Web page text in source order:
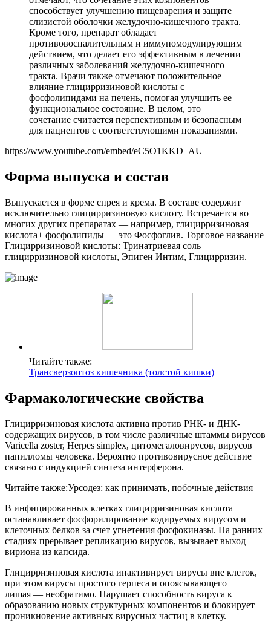
способствует улучшению пищеварения и защите
слизистой оболочки желудочно-кишечного тракта.
Кроме того, препарат обладает
противовоспалительным и иммуномодулирующим
действием, что делает его эффективным в лечении
различных заболеваний желудочно-кишечного
тракта. Врачи также отмечают положительное
влияние глицирризиновой кислоты с
фосфолипидами на печень, помогая улучшить ее
функциональное состояние. В целом, это
сочетание считается перспективным и безопасным
для пациентов с соответствующими показаниями.
https://www.youtube.com/embed/eC5O1KKD_AU
Форма выпуска и состав
Выпускается в форме спрея и крема. В составе содержит
исключительно глицирризиновую кислоту. Встречается во
многих других препаратах — например, глицирризиновая
кислота+ фосфолипиды — это Фосфоглив. Торговое название
Глицирризиновой кислоты: Тринатриевая соль
глицирризиновой кислоты, Эпиген Интим, Глицирризин.
Читайте также:
Трансверзоптоз кишечника (толстой кишки)
Фармакологические свойства
Глицирризиновая кислота активна против РНК- и ДНК-
содержащих вирусов, в том числе различные штаммы вирусов
Varicella zoster, Herpes simplex, цитомегаловирусов, вирусов
папилломы человека. Вероятно противовирусное действие
связано с индукцией синтеза интерферона.
Читайте также:Урсодез: как принимать, побочные действия
В инфицированных клетках глицирризиновая кислота
останавливает фосфорилирование кодируемых вирусом и
клеточных белков за счет угнетения фосфокиназы. На ранних
стадиях прерывает репликацию вирусов, вызывает выход
вириона из капсида.
Глицирризиновая кислота инактивирует вирусы вне клеток,
при этом вирусы простого герпеса и опоясывающего
лишая — необратимо. Нарушает способность вируса к
образованию новых структурных компонентов и блокирует
проникновение активных вирусных частиц в клетку.